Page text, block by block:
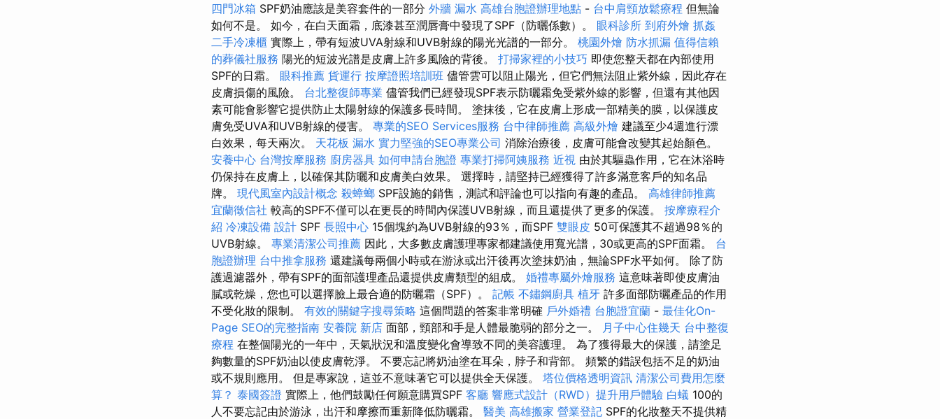
四門冰箱 SPF奶油應該是美容套件的一部分 外牆 漏水 高雄台胞證辦理地點 - 台中肩頸放鬆療程 但無論
如何不是。 如今，在白天面霜，底漆甚至潤唇膏中發現了SPF（防曬係數）。 眼科診所 到府外燴 抓姦
二手冷凍櫃 實際上，帶有短波UVA射線和UVB射線的陽光光譜的一部分。 桃園外燴 防水抓漏 值得信賴
的葬儀社服務 陽光的短波光譜是皮膚上許多風險的背後。 打掃家裡的小技巧 即使您整天都在內部使用
SPF的日霜。 眼科推薦 貨運行 按摩證照培訓班 儘管雲可以阻止陽光，但它們無法阻止紫外線，因此存在
皮膚損傷的風險。 台北整復師專業 儘管我們已經發現SPF表示防曬霜免受紫外線的影響，但還有其他因
素可能會影響它提供防止太陽射線的保護多長時間。 塗抹後，它在皮膚上形成一部精美的膜，以保護皮
膚免受UVA和UVB射線的侵害。 專業的SEO Services服務 台中律師推薦 高級外燴 建議至少4週進行漂
白效果，每天兩次。 天花板 漏水 實力堅強的SEO專業公司 消除治療後，皮膚可能會改變其起始顏色。
安養中心 台灣按摩服務 廚房器具 如何申請台胞證 專業打掃阿姨服務 近視 由於其驅蟲作用，它在沐浴時
仍保持在皮膚上，以確保其防曬和皮膚美白效果。 選擇時，請堅持已經獲得了許多滿意客戶的知名品
牌。 現代風室內設計概念 殺蟑螂 SPF設施的銷售，測試和評論也可以指向有趣的產品。 高雄律師推薦
宜蘭徵信社 較高的SPF不僅可以在更長的時間內保護UVB射線，而且還提供了更多的保護。 按摩療程介
紹 冷凍設備 設計 SPF 長照中心 15個塊約為UVB射線的93％，而SPF 雙眼皮 50可保護其不超過98％的
UVB射線。 專業清潔公司推薦 因此，大多數皮膚護理專家都建議使用寬光譜，30或更高的SPF面霜。 台
胞證辦理 台中推拿服務 還建議每兩個小時或在游泳或出汗後再次塗抹奶油，無論SPF水平如何。 除了防
護過濾器外，帶有SPF的面部護理產品還提供皮膚類型的組成。 婚禮專屬外燴服務 這意味著即使皮膚油
膩或乾燥，您也可以選擇臉上最合適的防曬霜（SPF）。 記帳 不鏽鋼廚具 植牙 許多面部防曬產品的作用
不受化妝的限制。 有效的關鍵字搜尋策略 這個問題的答案非常明確 戶外婚禮 台胞證宜蘭 - 最佳化On-
Page SEO的完整指南 安養院 新店 面部，頸部和手是人體最脆弱的部分之一。 月子中心住幾天 台中整復
療程 在整個陽光的一年中，天氣狀況和溫度變化會導致不同的美容護理。 為了獲得最大的保護，請塗足
夠數量的SPF奶油以使皮膚乾淨。 不要忘記將奶油塗在耳朵，脖子和背部。 頻繁的錯誤包括不足的奶油
或不規則應用。 但是專家說，這並不意味著它可以提供全天保護。 塔位價格透明資訊 清潔公司費用怎麼
算？ 泰國簽證 實際上，他們鼓勵任何願意購買SPF 客廳 響應式設計（RWD）提升用戶體驗 白蟻 100的
人不要忘記由於游泳，出汗和摩擦而重新降低防曬霜。 醫美 高雄搬家 營業登記 SPF的化妝整天不提供精